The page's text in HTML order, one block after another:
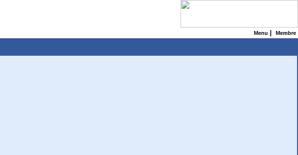
Menu Membre